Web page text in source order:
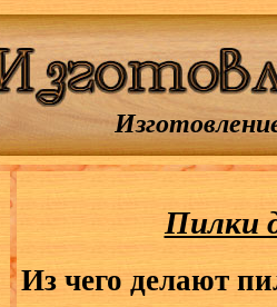
Пилки
Из чего делают